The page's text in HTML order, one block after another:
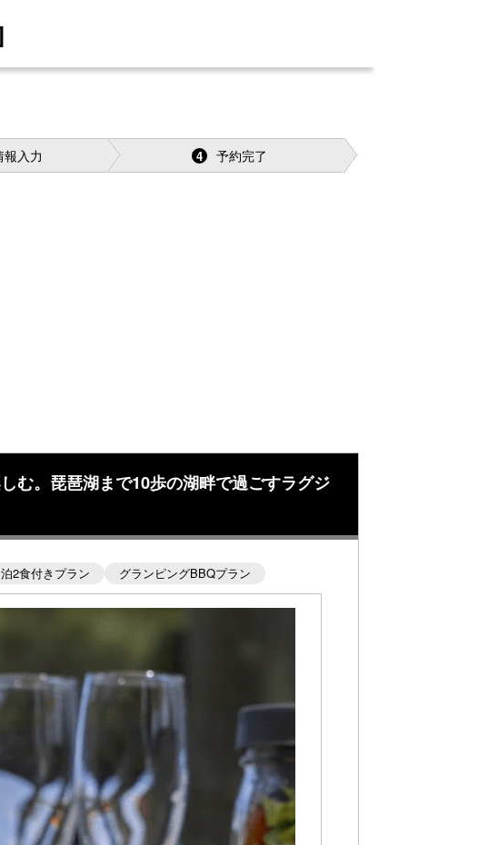
入力 4 予約完了
む。琵琶湖まで10歩の湖畔で過ごすラグジ
2食付きプラン グランピングBBQプラン